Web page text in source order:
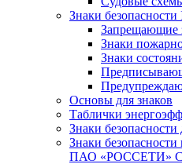
Знаки безопасности
Запрещающие
Знаки
Знаки
Основы для знаков
Таблички
Знаки
Знаки
ПАО «РОССЕТИ»